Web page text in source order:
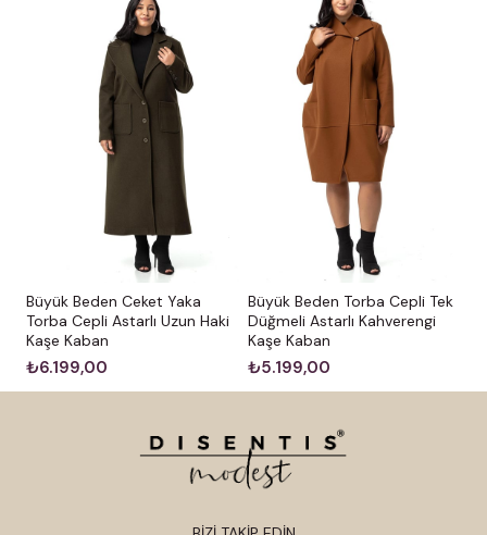
Büyük Beden Ceket Yaka
Torba Cepli Astarlı Uzun Haki
Kaşe Kaban
₺6.199,00
Büyük Beden Torba Cepli Tek
Düğmeli Astarlı Kahverengi
Kaşe Kaban
₺5.199,00